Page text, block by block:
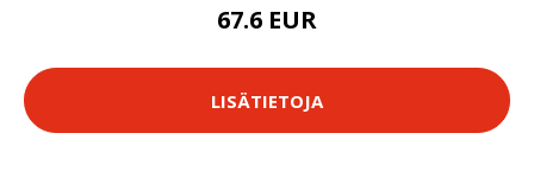
67.6 EUR
LISÄTIETOJA